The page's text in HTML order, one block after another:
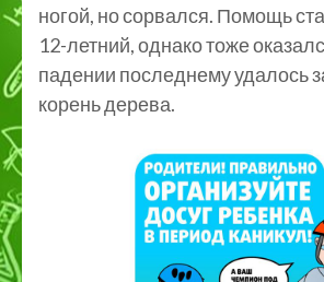
ногой, но сорвался. Помощь
12-летний, однако тоже
падении последнему удалось
корень дерева.